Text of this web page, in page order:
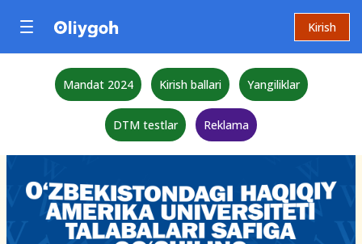
Kirish
Mandat 2024 Kirish ballari Yangiliklar
DTM testlar Reklama